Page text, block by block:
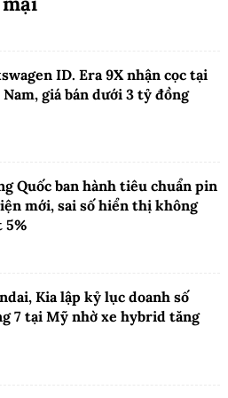
ID. Era 9X nhận cọc tại
giá bán dưới 3 tỷ đồng
Quốc ban hành tiêu chuẩn pin
mới, sai số hiển thị không
5%
Kia lập kỷ lục doanh số
7 tại Mỹ nhờ xe hybrid tăng